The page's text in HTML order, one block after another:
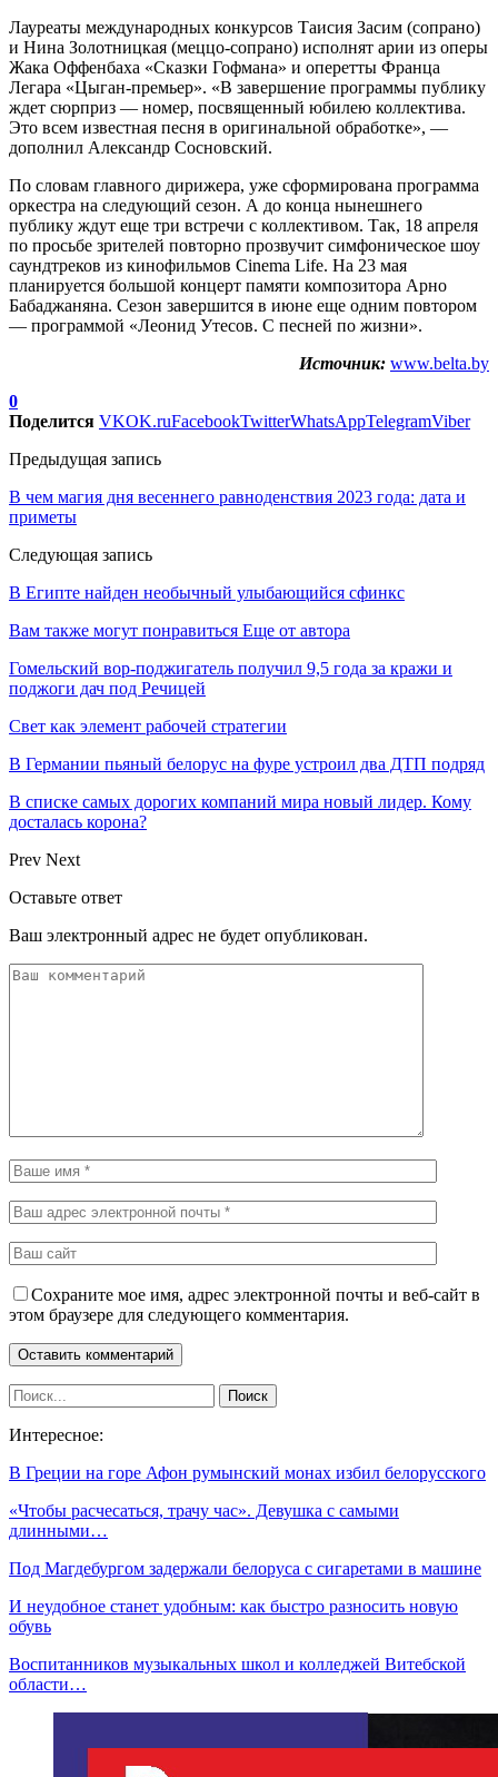
Лауреаты международных конкурсов Таисия Засим (сопрано)
и Нина Золотницкая (меццо-сопрано) исполнят арии из оперы
Жака Оффенбаха «Сказки Гофмана» и оперетты Франца
Легара «Цыган-премьер». «В завершение программы публику
ждет сюрприз — номер, посвященный юбилею коллектива.
Это всем известная песня в оригинальной обработке», —
дополнил Александр Сосновский.
По словам главного дирижера, уже сформирована программа
оркестра на следующий сезон. А до конца нынешнего
публику ждут еще три встречи с коллективом. Так, 18 апреля
по просьбе зрителей повторно прозвучит симфоническое шоу
саундтреков из кинофильмов Cinema Life. На 23 мая
планируется большой концерт памяти композитора Арно
Бабаджаняна. Сезон завершится в июне еще одним повтором
— программой «Леонид Утесов. С песней по жизни».
Источник: www.belta.by
0
Поделится VKOK.ruFacebookTwitterWhatsAppTelegramViber
Предыдущая запись
В чем магия дня весеннего равноденствия 2023 года: дата и
приметы
Следующая запись
В Египте найден необычный улыбающийся сфинкс
Вам также могут понравиться Еще от автора
Гомельский вор-поджигатель получил 9,5 года за кражи и
поджоги дач под Речицей
Свет как элемент рабочей стратегии
В Германии пьяный белорус на фуре устроил два ДТП подряд
В списке самых дорогих компаний мира новый лидер. Кому
досталась корона?
Prev Next
Оставьте ответ
Ваш электронный адрес не будет опубликован.
Сохраните мое имя, адрес электронной почты и веб-сайт в
этом браузере для следующего комментария.
Интересное:
В Греции на горе Афон румынский монах избил белорусского
«Чтобы расчесаться, трачу час». Девушка с самыми
длинными…
Под Магдебургом задержали белоруса с сигаретами в машине
И неудобное станет удобным: как быстро разносить новую
обувь
Воспитанников музыкальных школ и колледжей Витебской
области…